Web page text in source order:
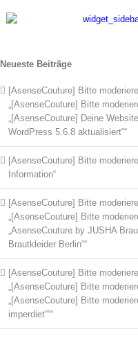
Neueste Beiträge
[AsenseCouture] Bitte
„[AsenseCouture] Bitte
„[AsenseCouture] Deine
WordPress 5.6.8 aktualisiert““
[AsenseCouture] Bitte
Information“
[AsenseCouture] Bitte
„[AsenseCouture] Bitte
„AsenseCouture by JUSHA
Brautkleider Berlin““
[AsenseCouture] Bitte
„[AsenseCouture] Bitte
„[AsenseCouture] Bitte
imperdiet“““